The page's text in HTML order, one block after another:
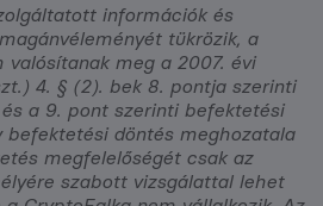
információk és
tükrözik, a
valósítanak meg a 2007. évi
4. § (2). bek 8. pontja szerinti
a 9. pont szerinti befektetési
befektetési döntés meghozatala
megfelelőségét csak az
szabott vizsgálattal lehet